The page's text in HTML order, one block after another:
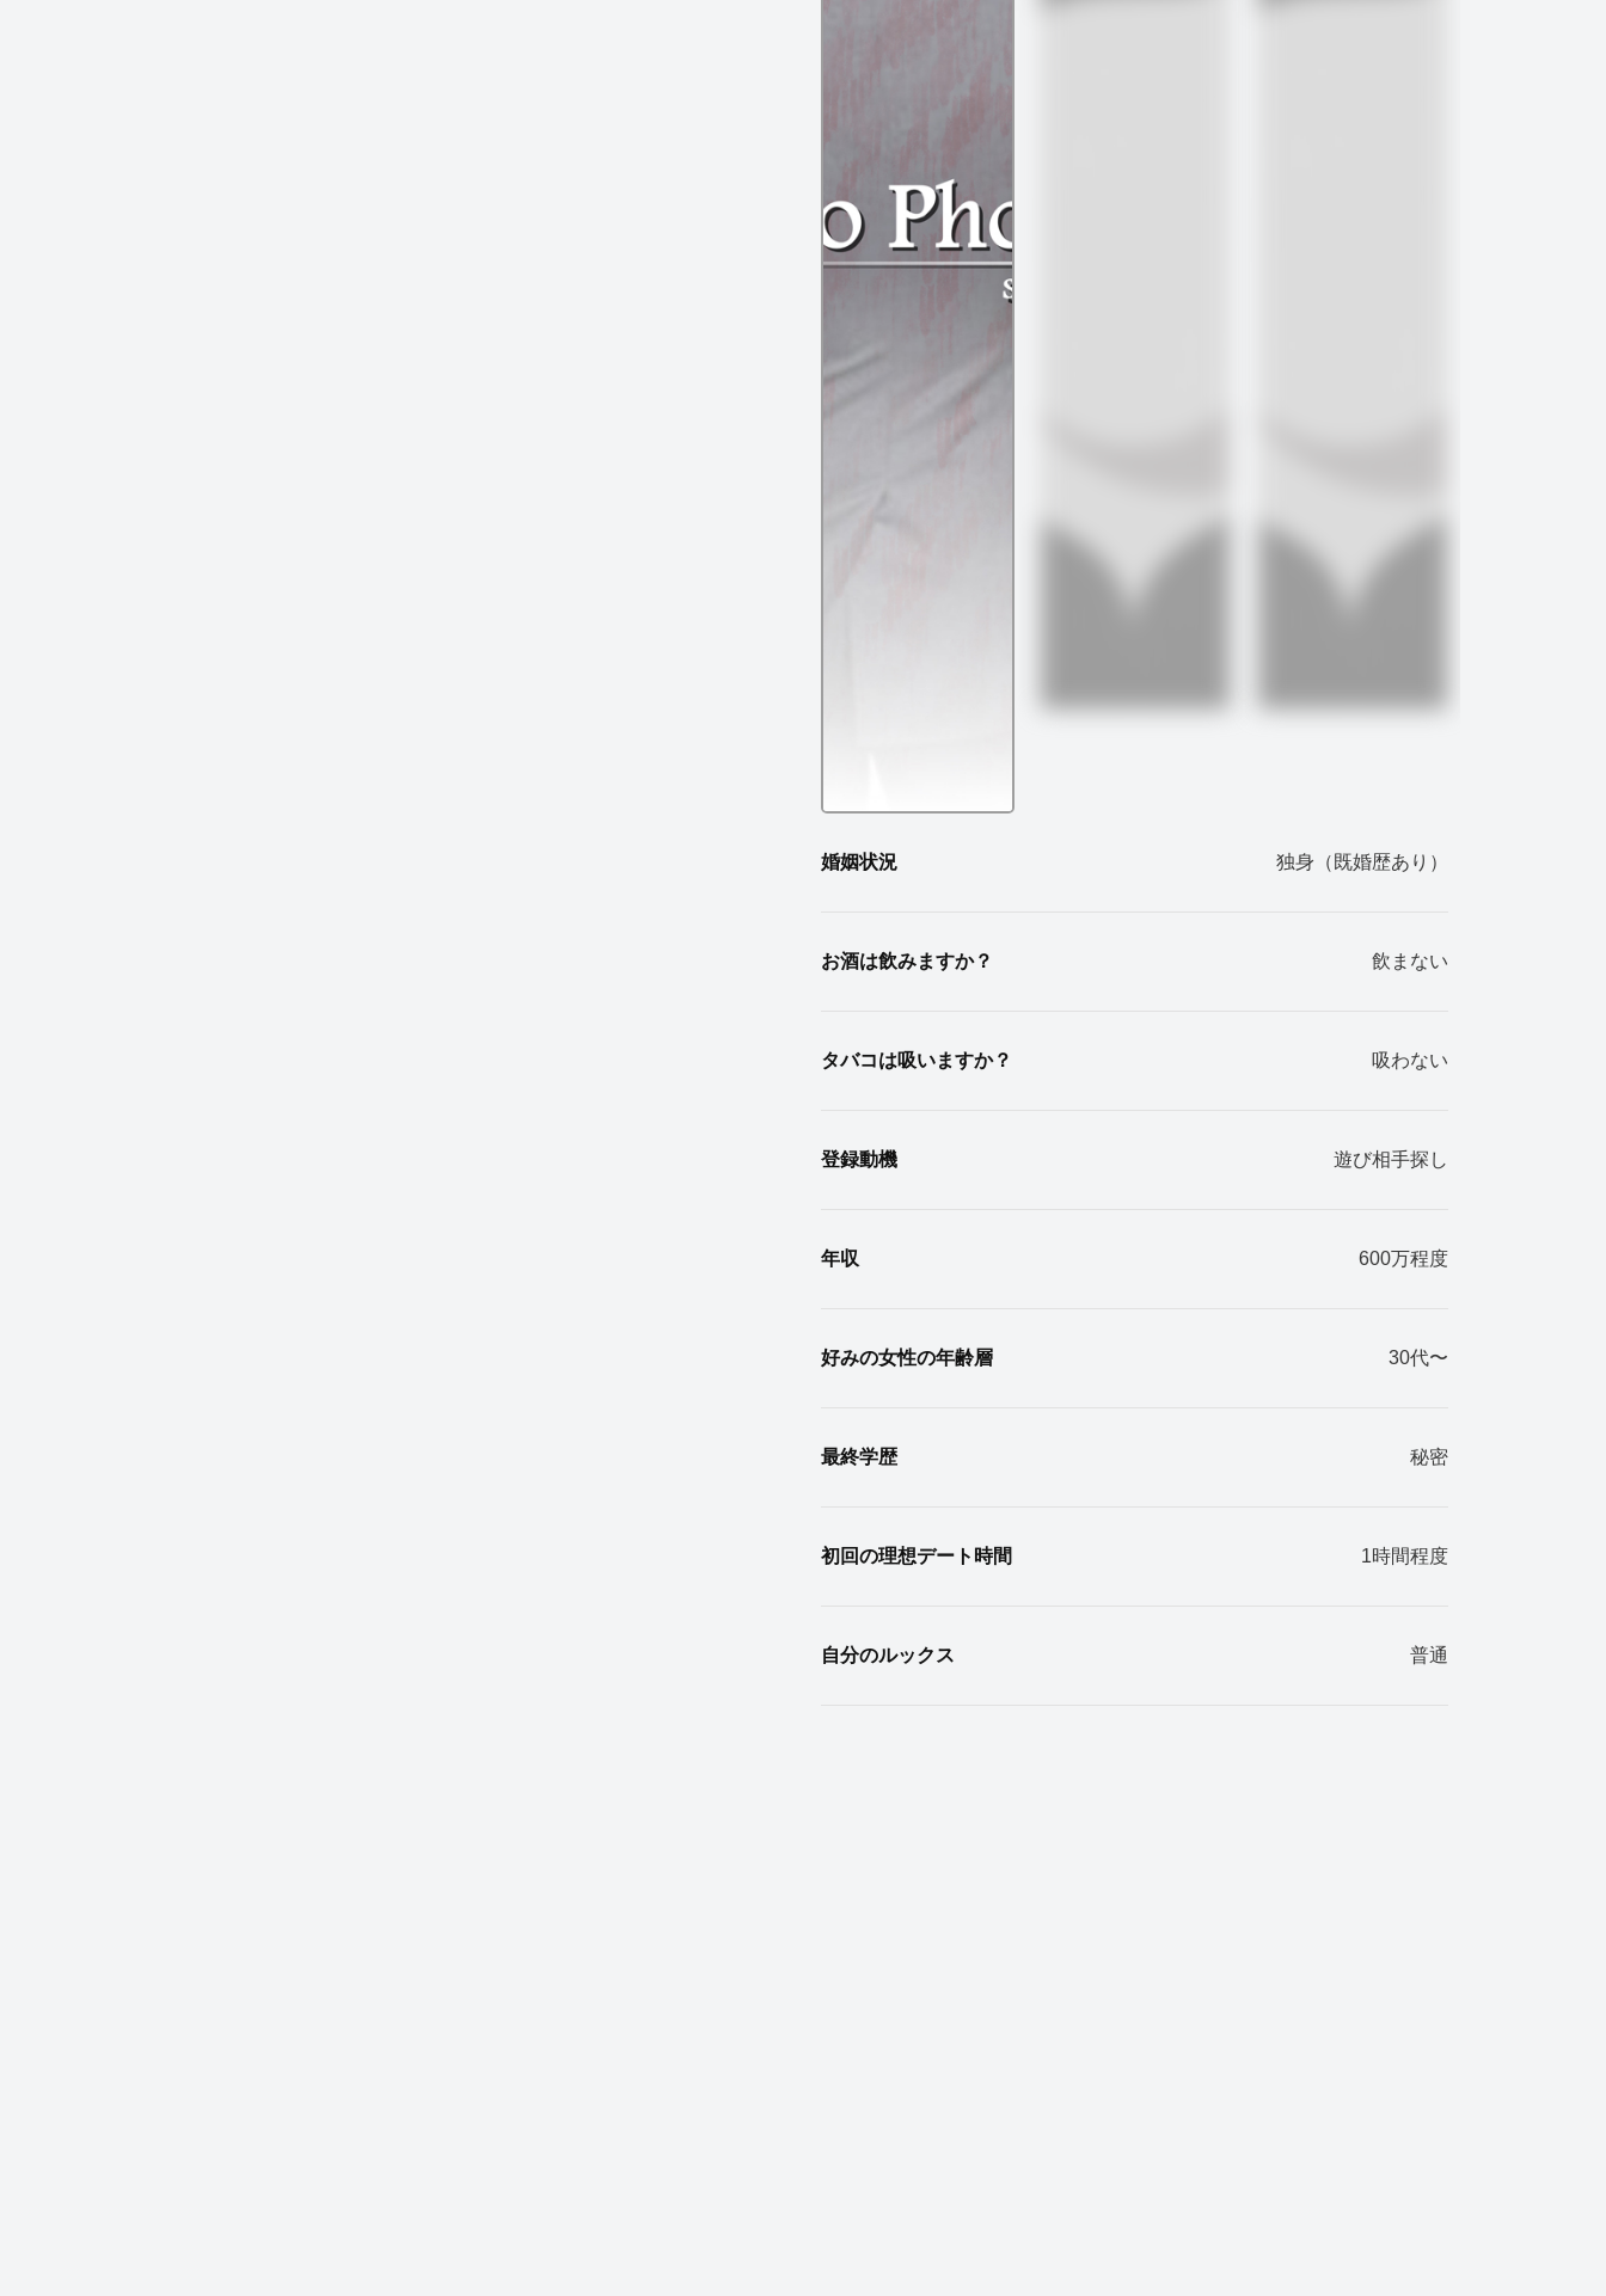
婚姻状況 独身（既婚歴あり）
お酒は飲みますか？ 飲まない
タバコは吸いますか？ 吸わない
登録動機 遊び相手探し
年収 600万程度
好みの女性の年齢層 30代〜
最終学歴 秘密
初回の理想デート時間 1時間程度
自分のルックス 普通